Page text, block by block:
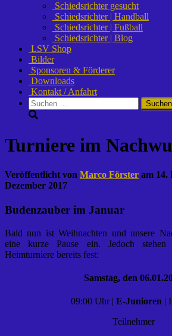
Schiedsrichter gesucht
Schiedsrichter | Handball
Schiedsrichter | Fußball
Schiedsrichter | Blog
LSV Shop
Bilder
Sponsoren & Förderer
Downloads
Kontakt / Anfahrt
Suchen
nach:
Turniere im
Veröffentlicht von Marco Förster am 14.
Dezember 2017
Budenzauber im Januar
Bald nun ist Weihnachten und unsere
eine kurze Pause ein. Jedoch
Heimturniere bereits fest:
Samstag, den
09:00 Uhr | E-Junioren |
Teilnehmer